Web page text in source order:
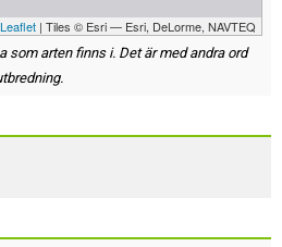
Leaflet | Tiles © Esri — Esri, DeLorme, NAVTEQ
som arten finns i. Det är med andra ord